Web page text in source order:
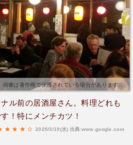
画像は著作権で保護されている場合があります。
ル前の居酒屋さん。料理どれも
！特にメンチカツ！
2025/3/19(水) 出典:www.google.com